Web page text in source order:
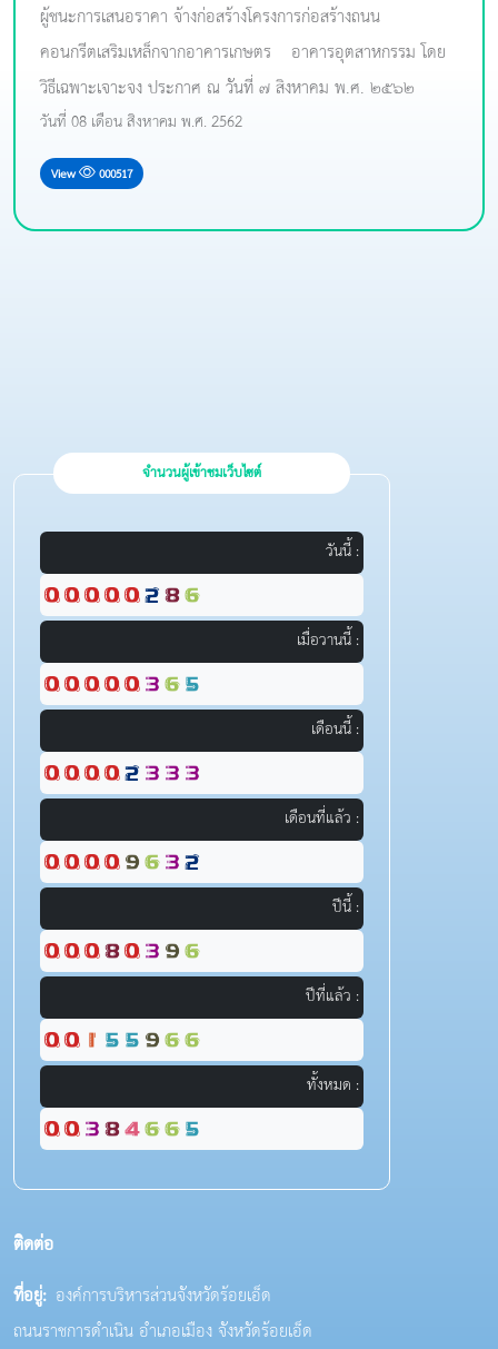
ผู้ชนะการเสนอราคา จ้างก่อสร้างโครงการก่อสร้างถนน
คอนกรีตเสริมเหล็กจากอาคารเกษตร – อาคารอุตสาหกรรม โดย
วิธีเฉพาะเจาะจง ประกาศ ณ วันที่ ๗ สิงหาคม พ.ศ. ๒๕๖๒
วันที่ 08 เดือน สิงหาคม พ.ศ. 2562
View 000517
จำนวนผู้เข้าชมเว็บไซต์
วันนี้ :
เมื่อวานนี้ :
เดือนนี้ :
เดือนที่แล้ว :
ปีนี้ :
ปีที่แล้ว :
ทั้งหมด :
ติดต่อ
ที่อยู่: องค์การบริหารส่วนจังหวัดร้อยเอ็ด
ถนนราชการดำเนิน อำเภอเมือง จังหวัดร้อยเอ็ด